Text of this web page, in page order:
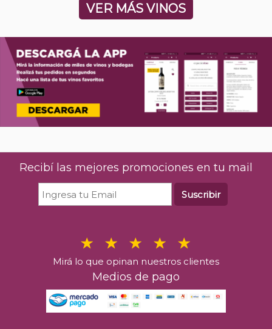
VER MÁS VINOS
Recibí las mejores promociones en tu mail
Suscribir
Mirá lo que opinan nuestros clientes
Medios de pago